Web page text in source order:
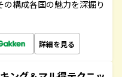
構成各国の魅力を深掘り
詳細を見る